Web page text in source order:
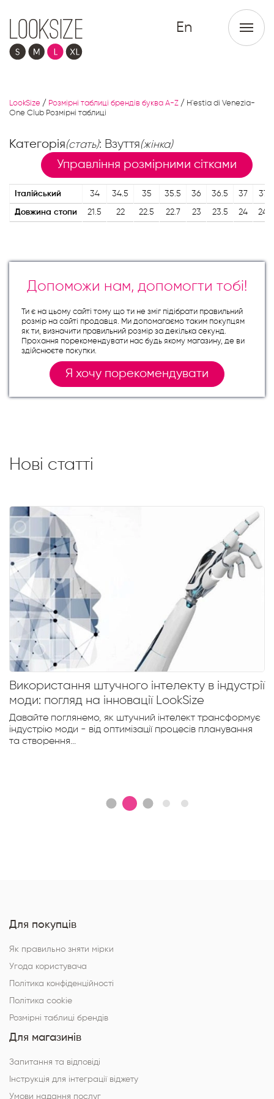
En
LookSize / Розмірні таблиці брендів буква A-Z / H`estia di Venezia-
One Club Розмірні таблиці
Категорія(стать): Взуття(жінка)
Управління розмірними сітками
Італійський 34 34.5 35 35.5 36 36.5 37 37.5
Довжина стопи 21.5 22 22.5 22.7 23 23.5 24 24.3
Допоможи нам, допомогти тобі!
Ти є на цьому сайті тому що ти не зміг підібрати правильний
розмір на сайті продавця. Ми допомагаємо таким покупцям
як ти, визначити правильний розмір за декілька секунд.
Прохання порекомендувати нас будь якому магазину, де ви
здійснюєте покупки.
Я хочу порекомендувати
Нові статті
Використання штучного інтелекту в індустрії
моди: погляд на інновації LookSize
Давайте поглянемо, як штучний інтелект трансформує
індустрію моди - від оптимізації процесів планування
та створення...
Для покупців
Як правильно зняти мірки
Угода користувача
Політика конфіденційності
Політика cookie
Розмірні таблиці брендів
Для магазинів
Запитання та відповіді
Інструкція для інтеграції віджету
Умови надання послуг